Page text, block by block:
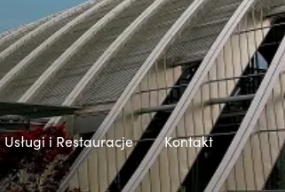
Usługi i Restauracje Kontakt